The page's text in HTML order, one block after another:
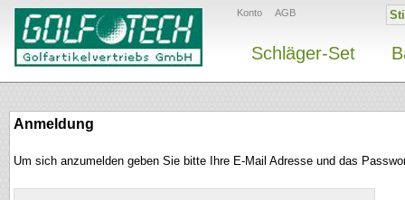
Konto AGB
Schläger-Set
Anmeldung
Um sich anzumelden geben Sie bitte Ihre E-Mail Adresse und das